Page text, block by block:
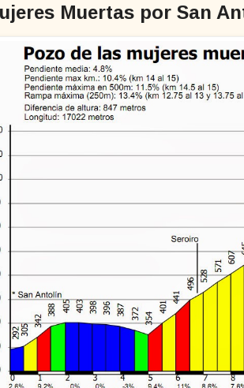
Muertas por San